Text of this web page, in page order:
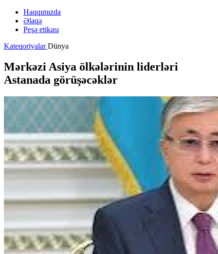
Haqqımızda
Əlaqə
Peşə etikası
KateqoriyalarDünya
Mərkəzi Asiya ölkələrinin liderləri
Astanada görüşəcəklər